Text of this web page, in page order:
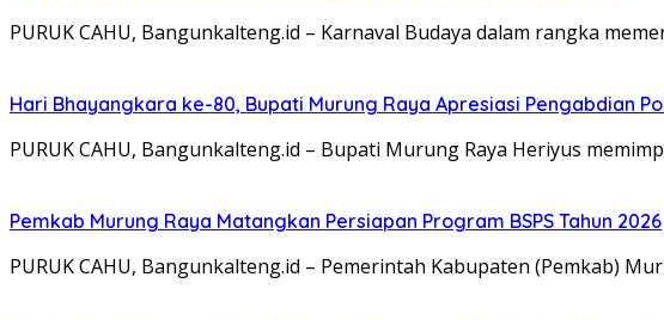
PURUK CAHU, Bangunkalteng.id – Karnaval Budaya dalam rangka
Hari Bhayangkara ke-80, Bupati Murung Raya Apresiasi Pengabdian
PURUK CAHU, Bangunkalteng.id – Bupati Murung Raya Heriyus
Pemkab Murung Raya Matangkan Persiapan Program BSPS Tahun 2026
PURUK CAHU, Bangunkalteng.id – Pemerintah Kabupaten (Pemkab)